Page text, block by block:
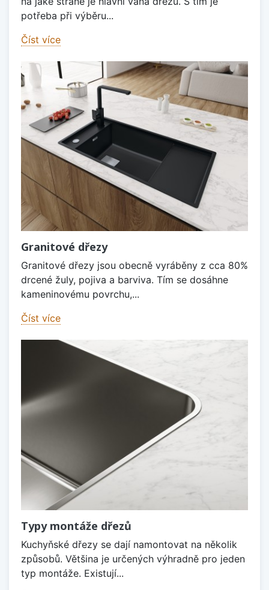
potřeba při výběru...
Číst více
Granitové dřezy
Granitové dřezy jsou obecně vyráběny z cca 80%
drcené žuly, pojiva a barviva. Tím se dosáhne
kameninovému povrchu,...
Číst více
Typy montáže dřezů
Kuchyňské dřezy se dají namontovat na několik
způsobů. Většina je určených výhradně pro jeden
typ montáže. Existují...